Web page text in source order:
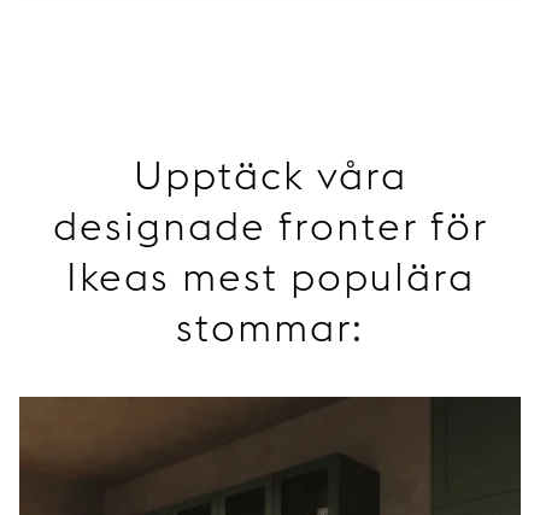
Upptäck våra
designade fronter för
Ikeas mest populära
stommar: